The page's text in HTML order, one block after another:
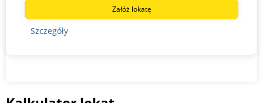
Załóż lokatę
Szczegóły